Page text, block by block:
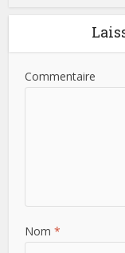
Commentaire
Nom *